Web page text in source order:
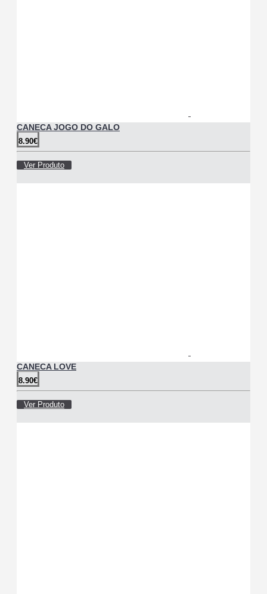
CANECA JOGO DO GALO
8.90€
Ver Produto
CANECA LOVE
8.90€
Ver Produto